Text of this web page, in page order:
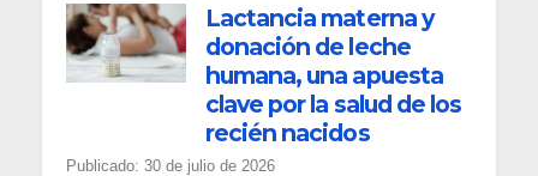
Lactancia materna y
donación de leche
humana, una apuesta
clave por la salud de los
recién nacidos
Publicado: 30 de julio de 2026